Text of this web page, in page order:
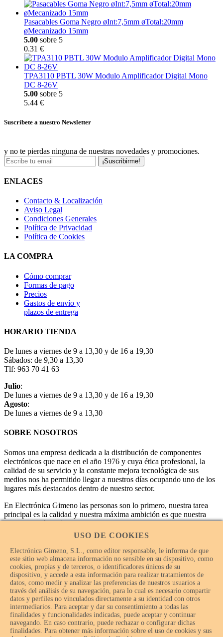
Pasacables Goma Negro øInt:7,5mm øTotal:20mm
øMecanizado 15mm
5.00 sobre 5
0.31 €
TPA3110 PBTL 30W Modulo Amplificador Digital Mono
DC 8-26V
5.00 sobre 5
5.44 €
Suscríbete a nuestro Newsletter
y no te pierdas ninguna de nuestras novedades y promociones.
¡Suscribirme!
ENLACES
Contacto & Localización
Aviso Legal
Condiciones Generales
Política de Privacidad
Política de Cookies
LA COMPRA
Cómo comprar
Formas de pago
Precios
Gastos de envío y
plazos de entrega
HORARIO TIENDA
De lunes a viernes de 9 a 13,30 y de 16 a 19,30
Sábados: de 9,30 a 13,30
Tlf: 963 70 41 63
Julio:
De lunes a viernes de 9 a 13,30 y de 16 a 19,30
Agosto:
De lunes a viernes de 9 a 13,30
SOBRE NOSOTROS
Somos una empresa dedicada a la distribución de componentes
electrónicos que nace en el año 1976 y cuya ética profesional, la
calidad de su servicio y la constante mejora tecnológica de sus
medios nos ha permitido llegar a nuestros días ocupando uno de los
lugares más destacados dentro de nuestro sector.
En Electrónica Gimeno las personas son lo primero, nuestra tarea
principal es la calidad y nuestra máxima ambición es que nuestra
empresa sea la mejor.
USO DE COOKIES
Electrónica Gimeno, S.L., como editor responsable, le informa de que
este sitio web almacena información no sensible en su dispositivo, como
cookies, propias y de terceros, o identificadores únicos de su
dispositivo, y accede a esta información para realizar tratamientos de
datos, como medir y analizar las preferencias de nuestros usuarios a
través del análisis de su navegación, para lo cual es necesario compartir
datos y perfiles no vinculados directamente a su identidad con otros
intermediarios. Para aceptar y dar su consentimiento a todas las
finalidades y funcionalidades indicadas, puede aceptar y continuar
navegando. En caso contrario, puede rechazar o configurar dichas
finalidades. Para obtener más información sobre el uso de cookies y sus